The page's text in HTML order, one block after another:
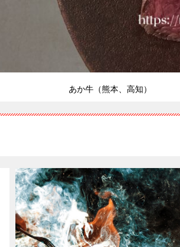
あか牛（熊本、高知）